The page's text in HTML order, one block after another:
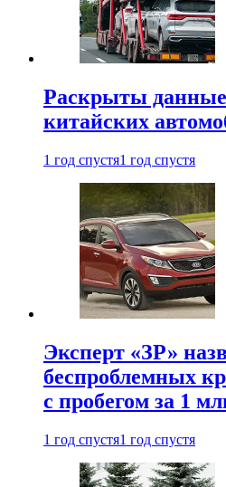
Раскрыты
китайских
1 год спустя1 год спустя
Эксперт «ЗР»
беспроблемных
с пробегом за 1
1 год спустя1 год спустя